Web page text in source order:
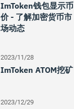
ImToken钱包显示币
价 - 了解加密货币市
场动态
2023/11/28
ImToken ATOM挖矿
2023/12/29